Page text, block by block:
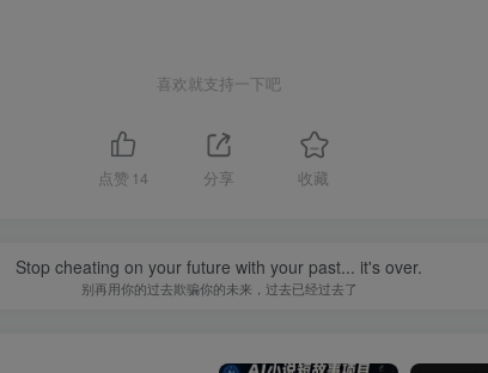
喜欢就支持一下吧
点赞 14 分享 收藏
Stop cheating on your future with your past... it's over.
别再用你的过去欺骗你的未来，过去已经过去了